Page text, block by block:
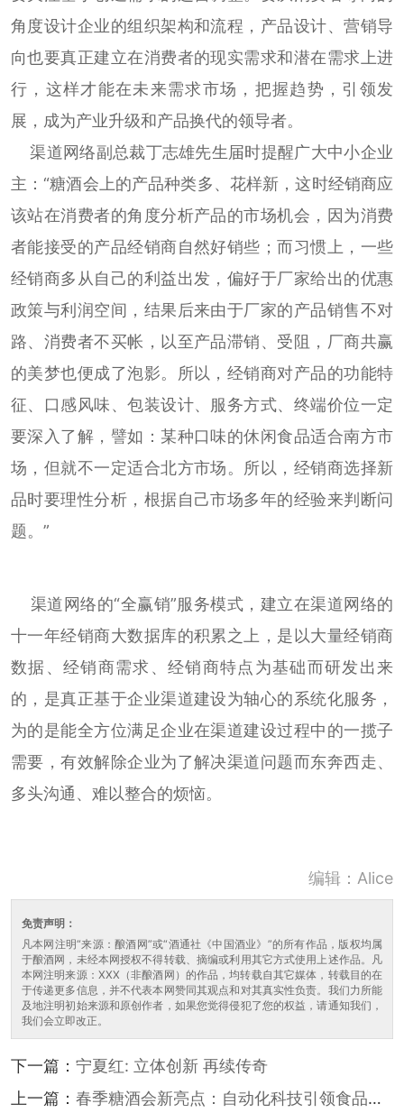
角度设计企业的组织架构和流程，产品设计、营销导
向也要真正建立在消费者的现实需求和潜在需求上进
行，这样才能在未来需求市场，把握趋势，引领发
展，成为产业升级和产品换代的领导者。
渠道网络副总裁丁志雄先生届时提醒广大中小企业
主：“糖酒会上的产品种类多、花样新，这时经销商应
该站在消费者的角度分析产品的市场机会，因为消费
者能接受的产品经销商自然好销些；而习惯上，一些
经销商多从自己的利益出发，偏好于厂家给出的优惠
政策与利润空间，结果后来由于厂家的产品销售不对
路、消费者不买帐，以至产品滞销、受阻，厂商共赢
的美梦也便成了泡影。所以，经销商对产品的功能特
征、口感风味、包装设计、服务方式、终端价位一定
要深入了解，譬如：某种口味的休闲食品适合南方市
场，但就不一定适合北方市场。所以，经销商选择新
品时要理性分析，根据自己市场多年的经验来判断问
题。”
渠道网络的“全赢销”服务模式，建立在渠道网络的
十一年经销商大数据库的积累之上，是以大量经销商
数据、经销商需求、经销商特点为基础而研发出来
的，是真正基于企业渠道建设为轴心的系统化服务，
为的是能全方位满足企业在渠道建设过程中的一揽子
需要，有效解除企业为了解决渠道问题而东奔西走、
多头沟通、难以整合的烦恼。
编辑：Alice
免责声明：
凡本网注明“来源：酿酒网”或“酒通社《中国酒业》”的所有作品，版权均属
于酿酒网，未经本网授权不得转载、摘编或利用其它方式使用上述作品。凡
本网注明来源：XXX（非酿酒网）的作品，均转载自其它媒体，转载目的在
于传递更多信息，并不代表本网赞同其观点和对其真实性负责。我们力所能
及地注明初始来源和原创作者，如果您觉得侵犯了您的权益，请通知我们，
我们会立即改正。
下一篇： 宁夏红: 立体创新 再续传奇
上一篇： 春季糖酒会新亮点：自动化科技引领食品行